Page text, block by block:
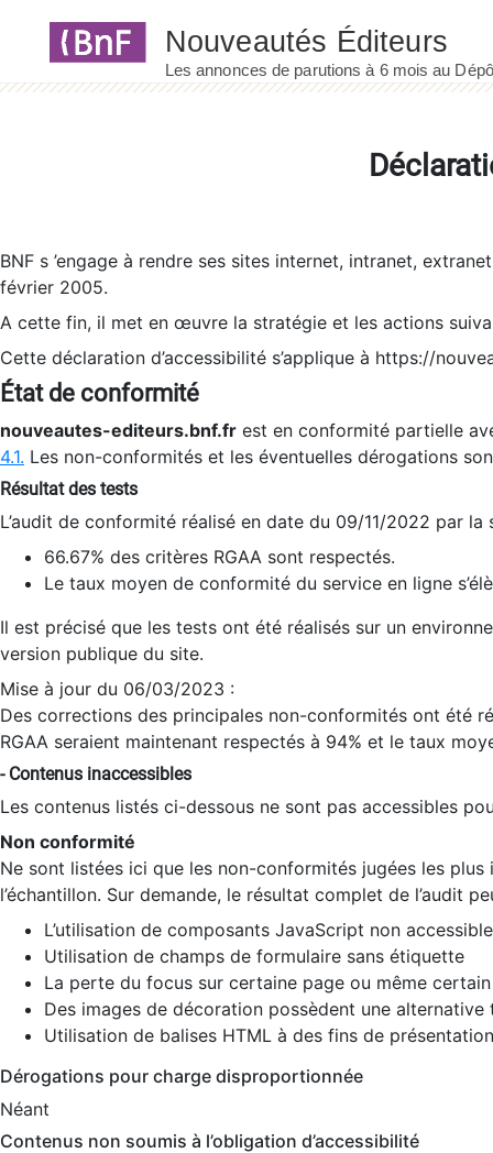
BNF s ’engage à rendre ses sites internet, intranet,
février 2005.
A cette fin, il met en œuvre la stratégie et les actions
Cette déclaration d’accessibilité s’applique à https://
État de conformité
nouveautes-editeurs.bnf.fr est en conformité partielle
4.1. Les non-conformités et les éventuelles dérogations
Résultat des tests
L’audit de conformité réalisé en date du 09/11/2022 par
66.67% des critères RGAA sont respectés.
Le taux moyen de conformité du service en ligne
Il est précisé que les tests ont été réalisés sur un
version publique du site.
Mise à jour du 06/03/2023 :
Des corrections des principales non-conformités ont été
RGAA seraient maintenant respectés à 94% et le taux
- Contenus inaccessibles
Les contenus listés ci-dessous ne sont pas accessibles
Non conformité
Ne sont listées ici que les non-conformités jugées les
l’échantillon. Sur demande, le résultat complet de l’audit
L’utilisation de composants JavaScript non
Utilisation de champs de formulaire sans étiquette
La perte du focus sur certaine page ou même
Des images de décoration possèdent une alternative
Utilisation de balises HTML à des fins de
Dérogations pour charge disproportionnée
Néant
Contenus non soumis à l’obligation d’accessibilité